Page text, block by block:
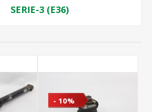
SERIE-3 (E36)
- 10%